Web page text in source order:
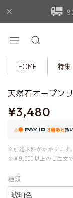
HOME 特集
天然石オープン
¥3,480
※別途送料がかかります。
※¥9,000以上のご注文で
種類